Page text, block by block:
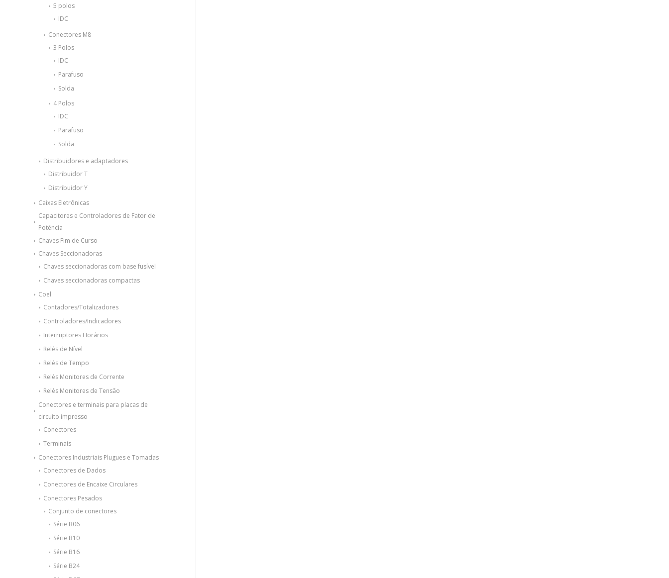
5 polos
IDC
Conectores M8
3 Polos
IDC
Parafuso
Solda
4 Polos
IDC
Parafuso
Solda
Distribuidores e adaptadores
Distribuidor T
Distribuidor Y
Caixas Eletrônicas
Capacitores e Controladores de Fator de
Potência
Chaves Fim de Curso
Chaves Seccionadoras
Chaves seccionadoras com base fusível
Chaves seccionadoras compactas
Coel
Contadores/Totalizadores
Controladores/Indicadores
Interruptores Horários
Relés de Nível
Relés de Tempo
Relés Monitores de Corrente
Relés Monitores de Tensão
Conectores e terminais para placas de
circuito impresso
Conectores
Terminais
Conectores Industriais Plugues e Tomadas
Conectores de Dados
Conectores de Encaixe Circulares
Conectores Pesados
Conjunto de conectores
Série B06
Série B10
Série B16
Série B24